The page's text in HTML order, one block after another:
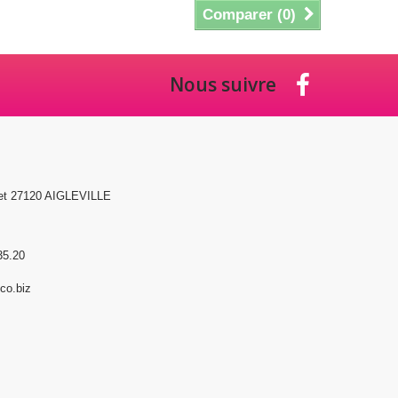
Comparer (0)
Nous suivre
27120 AIGLEVILLE